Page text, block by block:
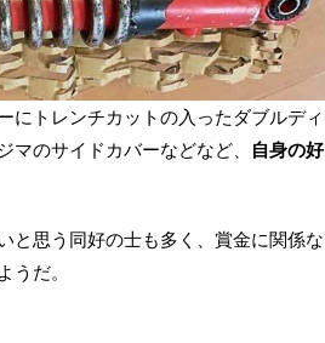
にトレンチカットの入ったダブルディ
のサイドカバーなどなど、
自身の好
と思う同好の士も多く、賞金に関係な
うだ。